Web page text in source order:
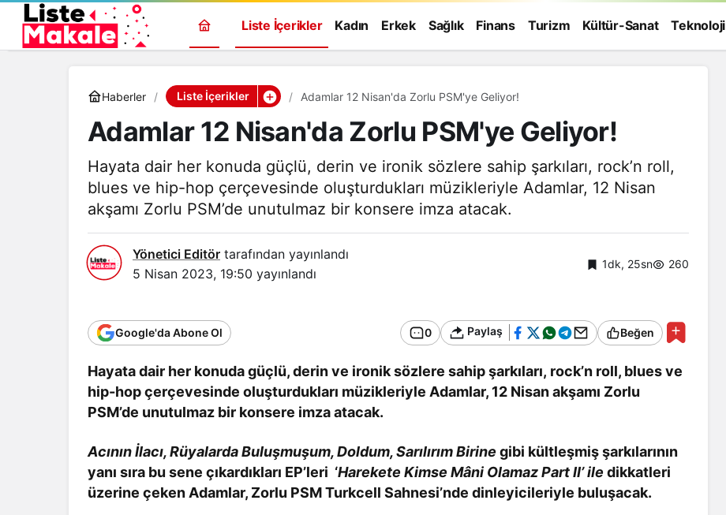
Liste İçerikler Kadın Erkek Sağlık Finans Turizm Kültür-Sanat Teknoloji
Haberler Liste İçerikler Adamlar 12 Nisan'da Zorlu PSM'ye Geliyor!
Adamlar 12 Nisan'da Zorlu PSM'ye Geliyor!
Hayata dair her konuda güçlü, derin ve ironik sözlere sahip şarkıları, rock’n roll,
blues ve hip-hop çerçevesinde oluşturdukları müzikleriyle Adamlar, 12 Nisan
akşamı Zorlu PSM’de unutulmaz bir konsere imza atacak.
Yönetici Editör tarafından yayınlandı
5 Nisan 2023, 19:50 yayınlandı
1dk, 25sn 260
Google'da Abone Ol 0 Paylaş Beğen
Hayata dair her konuda güçlü, derin ve ironik sözlere sahip şarkıları, rock’n roll, blues ve
hip-hop çerçevesinde oluşturdukları müzikleriyle Adamlar, 12 Nisan akşamı Zorlu
PSM’de unutulmaz bir konsere imza atacak.
Acının İlacı, Rüyalarda Buluşmuşum, Doldum, Sarılırım Birinegibi kültleşmiş şarkılarının
yanı sıra bu sene çıkardıkları EP’leri ‘Harekete Kimse Mâni OlamazPart II’ iledikkatleri
üzerine çeken Adamlar, Zorlu PSM Turkcell Sahnesi’nde dinleyicileriyle buluşacak.
Genel
Bir Erkek Bir Kadına Ne
Zaman Bağlanır?